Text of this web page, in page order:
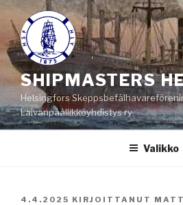
Siirry
sisältöön
SHIPMASTERS
Helsingfors
Laivanpäällikköyhdistys ry
Valikko
JULKAISTU
4.4.2025 KIRJOITTANUT